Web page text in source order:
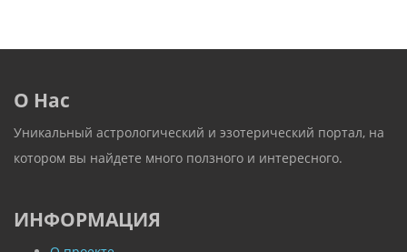
О Нас
Уникальный астрологический и эзотерический портал, на
котором вы найдете много ползного и интересного.
ИНФОРМАЦИЯ